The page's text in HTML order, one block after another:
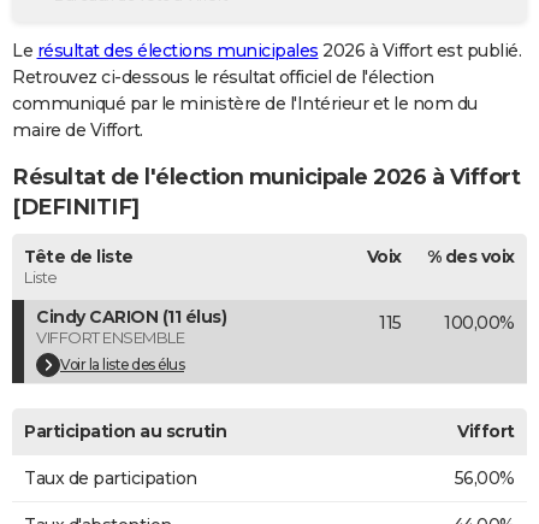
GUIDES D'ACHAT
BONS PLANS
CARTE DE VOEUX
Carte de Noël
Carte Bonne année
Carte Saint-Valentin
Carte Pâques
Carte d'anniversaire
DICTIONNAIRE
Dictionnaire
Biographies
Citations
Expressions
Proverbes
PROGRAMME TV
COPAINS D'AVANT
S'inscrire
Se connecter
Lycées
Collèges
Primaires
Universités
Entreprises
Service militaire
Avis de recherche
AVIS DE DÉCÈS
FORUM
Le résultat des élections municipales 2026 à Viffort est publié.
Retrouvez ci-dessous le résultat officiel de l'élection
communiqué par le ministère de l'Intérieur et le nom du
maire de Viffort.
Résultat de l'élection municipale 2026 à Viffort
[DEFINITIF]
Tête de liste
Liste
Voix % des voix
Cindy CARION (11 élus)
VIFFORT ENSEMBLE
Voir la liste des élus
115 100,00%
Participation au scrutin Viffort
Taux de participation 56,00%